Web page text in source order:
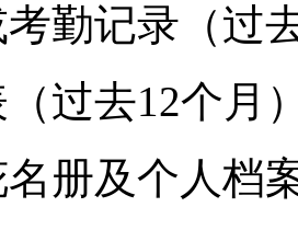
勤记录（过
过去12个月
册及个人档